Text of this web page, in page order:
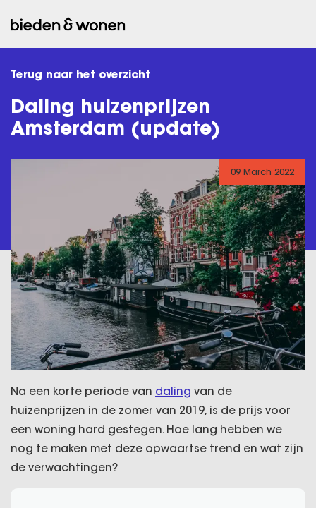
Terug naar het overzicht
Daling huizenprijzen
Amsterdam (update)
09 March 2022
Na een korte periode van daling van de
huizenprijzen in de zomer van 2019, is de prijs voor
een woning hard gestegen. Hoe lang hebben we
nog te maken met deze opwaartse trend en wat zijn
de verwachtingen?